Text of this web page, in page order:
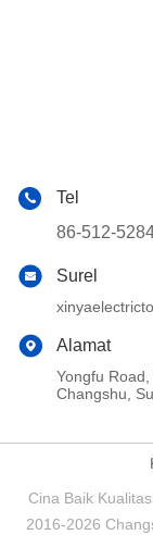
Tel
86-512-
Surel
Alamat
Yongfu
Changshu,
Cina Baik
2016-2026